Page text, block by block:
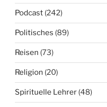
Podcast (242)
Politisches (89)
Reisen (73)
Religion (20)
Spirituelle Lehrer (48)